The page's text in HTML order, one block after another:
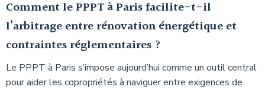
Comment le PPPT à Paris facilite-t-il
l’arbitrage entre rénovation énergétique et
contraintes réglementaires ?
Le PPPT à Paris s’impose aujourd’hui comme un outil central
pour aider les copropriétés à naviguer entre exigences de